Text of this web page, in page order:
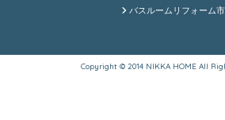
バスルームリフォーム
Copyright © 2014 NIKKA HOME All